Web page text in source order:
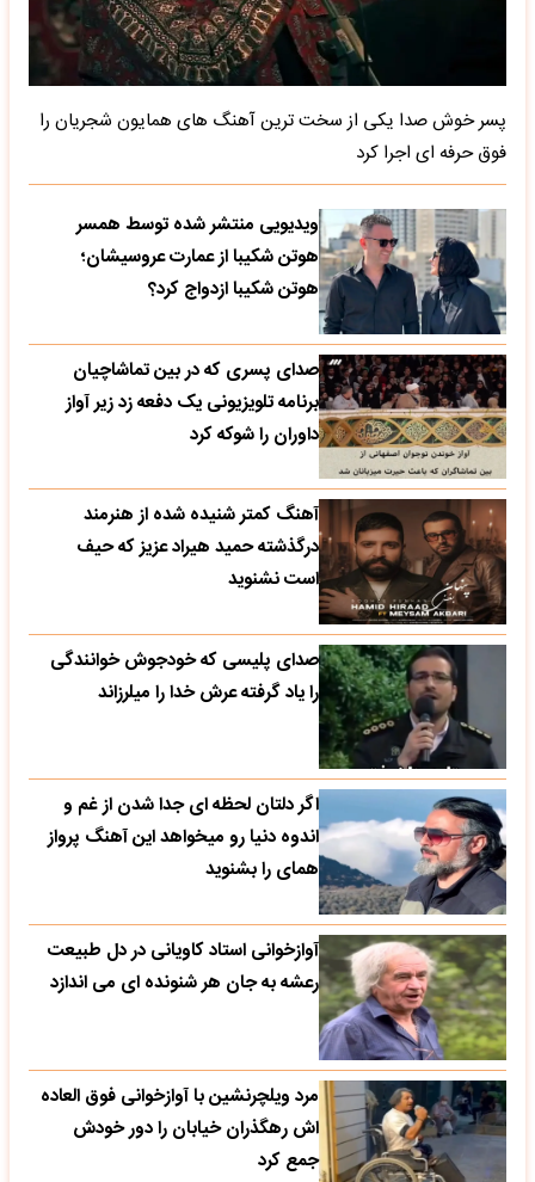
پسر خوش صدا یکی از سخت ترین آهنگ های همایون شجریان را
فوق حرفه ای اجرا کرد
ویدیویی منتشر شده توسط همسر
هوتن شکیبا از عمارت عروسیشان؛
هوتن شکیبا ازدواج کرد؟
صدای پسری که در بین تماشاچیان
برنامه تلویزیونی یک دفعه زد زیر آواز
داوران را شوکه کرد
آهنگ کمتر شنیده شده از هنرمند
درگذشته حمید هیراد عزیز که حیف
است نشنوید
صدای پلیسی که خودجوش خوانندگی
را یاد گرفته عرش خدا را میلرزاند
اگر دلتان لحظه ای جدا شدن از غم و
اندوه دنیا رو میخواهد این آهنگ پرواز
همای را بشنوید
آوازخوانی استاد کاویانی در دل طبیعت
رعشه به جان هر شنونده ای می اندازد
مرد ویلچرنشین با آوازخوانی فوق العاده
اش رهگذران خیابان را دور خودش
جمع کرد